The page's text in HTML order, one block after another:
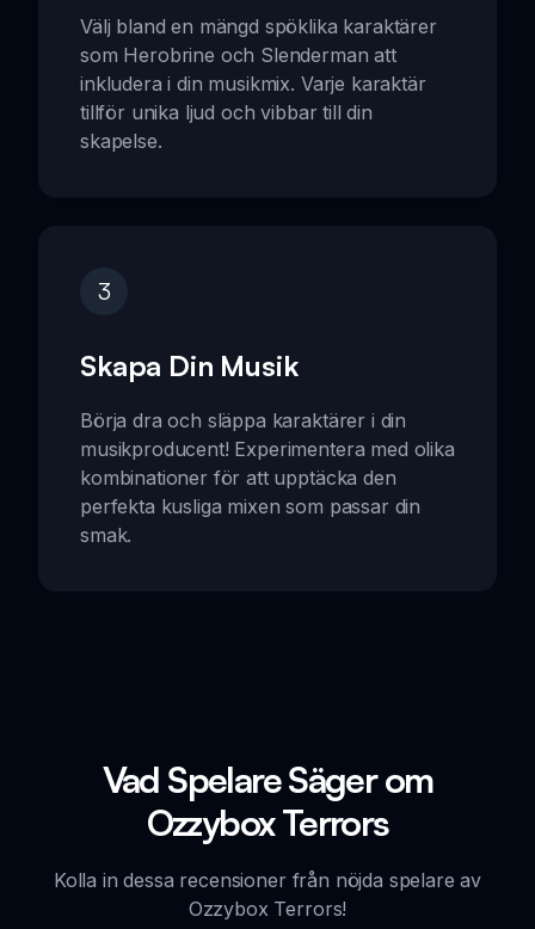
Välj bland en mängd spöklika karaktärer
som Herobrine och Slenderman att
inkludera i din musikmix. Varje karaktär
tillför unika ljud och vibbar till din
skapelse.
3
Skapa Din Musik
Börja dra och släppa karaktärer i din
musikproducent! Experimentera med olika
kombinationer för att upptäcka den
perfekta kusliga mixen som passar din
smak.
Vad Spelare Säger om
Ozzybox Terrors
Kolla in dessa recensioner från nöjda spelare av
Ozzybox Terrors!